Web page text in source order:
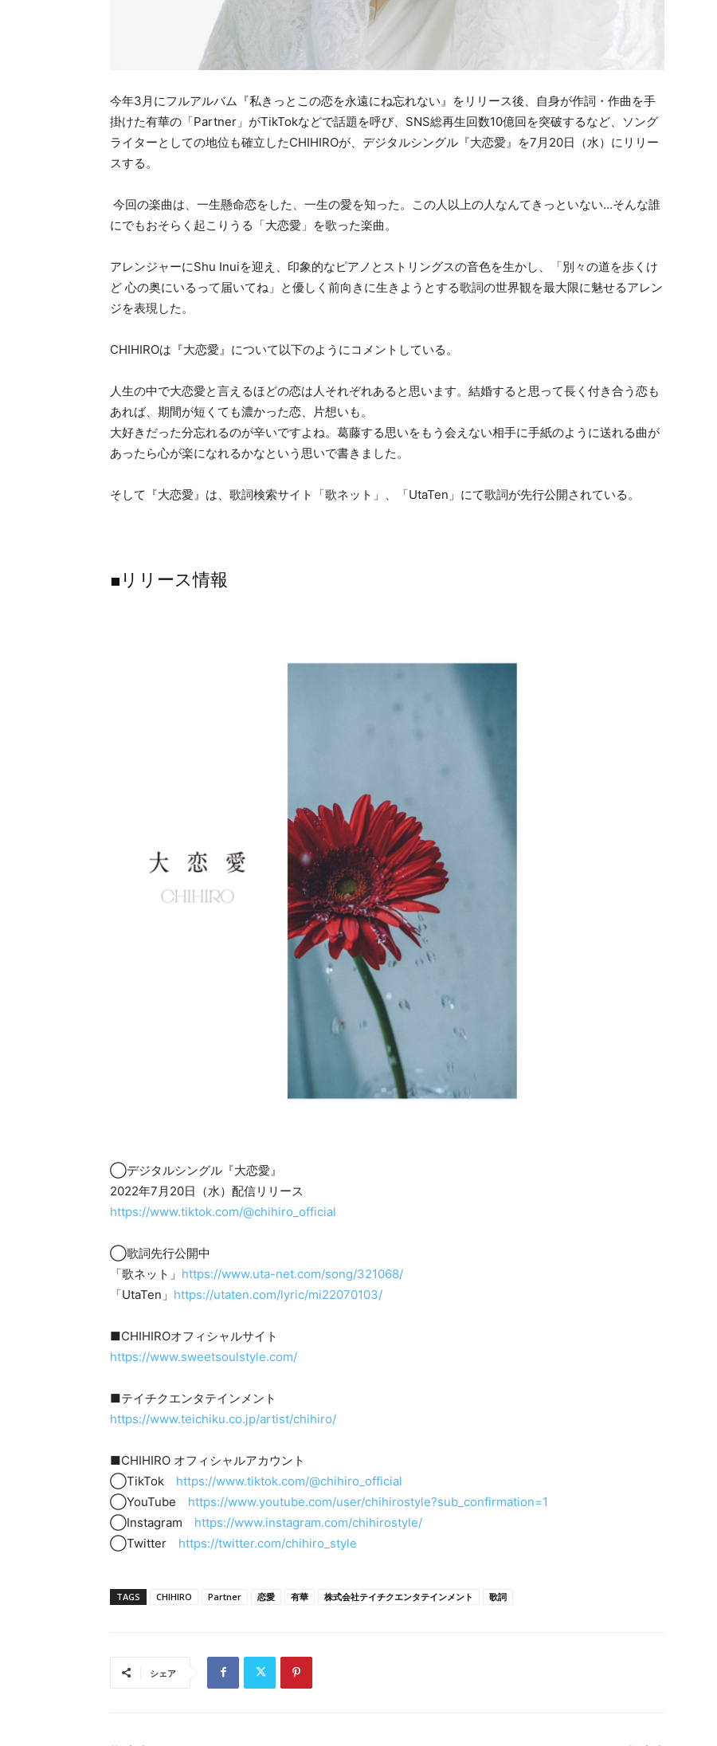
今年3月にフルアルバム『私きっとこの恋を永遠にね忘れない』をリリース後、自身が作詞・作曲を手
掛けた有華の「Partner」がTikTokなどで話題を呼び、SNS総再生回数10億回を突破するなど、ソング
ライターとしての地位も確立したCHIHIROが、デジタルシングル『大恋愛』を7月20日（水）にリリー
スする。
今回の楽曲は、一生懸命恋をした、一生の愛を知った。この人以上の人なんてきっといない…そんな誰
にでもおそらく起こりうる「大恋愛」を歌った楽曲。
アレンジャーにShu Inuiを迎え、印象的なピアノとストリングスの音色を生かし、「別々の道を歩くけ
ど 心の奥にいるって届いてね」と優しく前向きに生きようとする歌詞の世界観を最大限に魅せるアレン
ジを表現した。
CHIHIROは『大恋愛』について以下のようにコメントしている。
人生の中で大恋愛と言えるほどの恋は人それぞれあると思います。結婚すると思って長く付き合う恋も
あれば、期間が短くても濃かった恋、片想いも。
大好きだった分忘れるのが辛いですよね。葛藤する思いをもう会えない相手に手紙のように送れる曲が
あったら心が楽になれるかなという思いで書きました。
そして『大恋愛』は、歌詞検索サイト「歌ネット」、「UtaTen」にて歌詞が先行公開されている。
■リリース情報
◯デジタルシングル『大恋愛』
2022年7月20日（水）配信リリース
https://www.tiktok.com/@chihiro_official
◯歌詞先行公開中
「歌ネット」 https://www.uta-net.com/song/321068/
「UtaTen」 https://utaten.com/lyric/mi22070103/
■CHIHIROオフィシャルサイト
https://www.sweetsoulstyle.com/
■テイチクエンタテインメント
https://www.teichiku.co.jp/artist/chihiro/
■CHIHIRO オフィシャルアカウント
◯TikTok https://www.tiktok.com/@chihiro_official
◯YouTube https://www.youtube.com/user/chihirostyle?sub_confirmation=1
◯Instagram https://www.instagram.com/chihirostyle/
◯Twitter https://twitter.com/chihiro_style
TAGS CHIHIRO Partner 恋愛 有華 株式会社テイチクエンタテインメント 歌詞
シェア